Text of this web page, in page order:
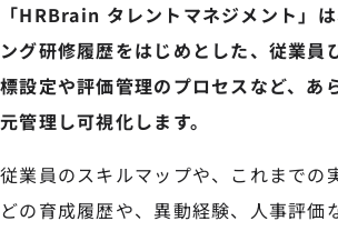
「HRBrain タレントマネジメント」
ング研修履歴をはじめとした、従業員
標設定や評価管理のプロセスなど、あ
元管理し可視化します。
従業員のスキルマップや、これまでの
どの育成履歴や、異動経験、人事評価